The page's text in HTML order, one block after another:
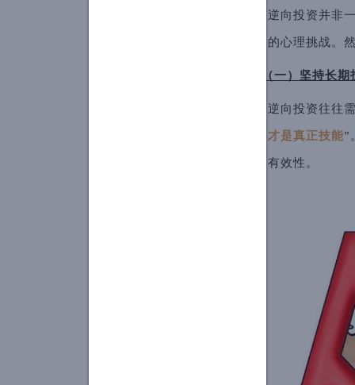
逆向投资并非
的心理挑战。
（一）坚持长期
逆向投资往往
才是真正技能”
有效性。